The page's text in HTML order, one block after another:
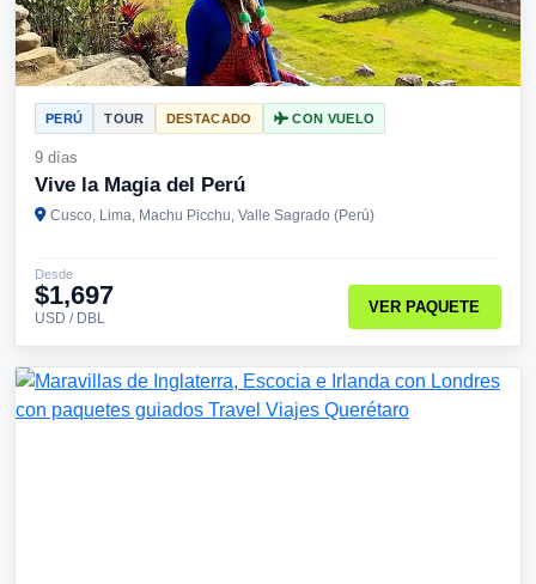
PERÚ TOUR DESTACADO CON VUELO
9 días
Vive la Magia del Perú
Cusco, Lima, Machu Picchu, Valle Sagrado (Perú)
Desde
$1,697
USD / DBL
VER PAQUETE